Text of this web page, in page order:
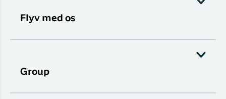
Flyv med os
Group